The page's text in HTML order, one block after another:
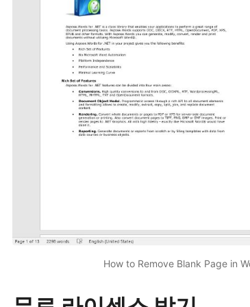
How to Remove Blank Page in